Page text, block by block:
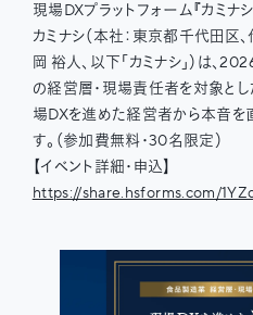
現場DXプラットフォーム『カミナ
カミナシ（本社：東京都千代田
岡 裕人、以下「カミナシ」）は、
の経営層・現場責任者を対象と
場DXを進めた経営者から本音を
す。（参加費無料・30名限定）
【イベント詳細・申込】
https://share.hsforms.com/